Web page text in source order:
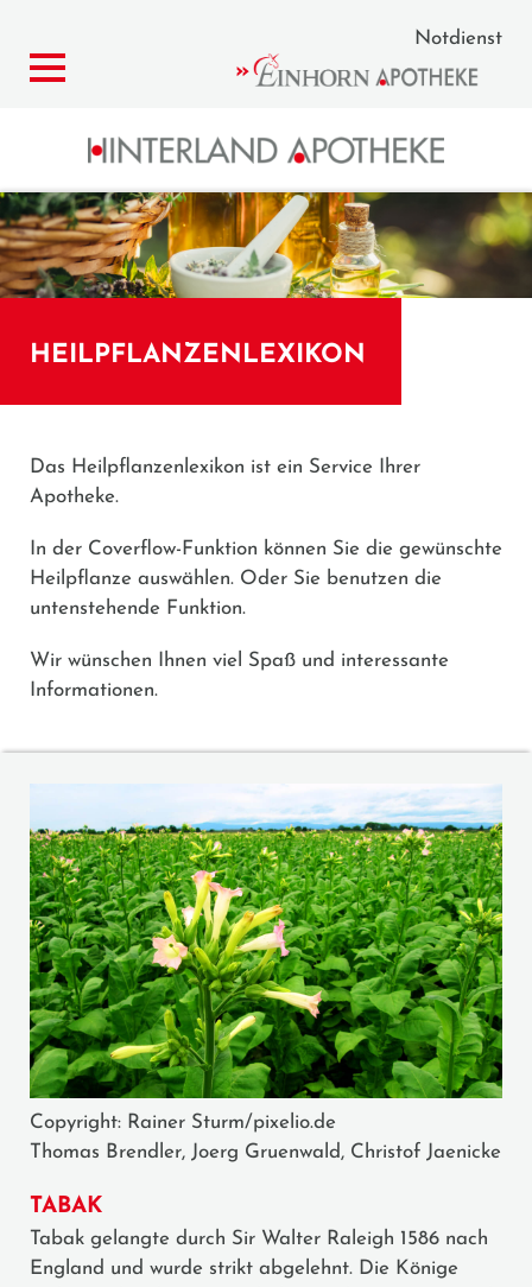
Notdienst
HEILPFLANZENLEXIKON
Das Heilpflanzenlexikon ist ein Service Ihrer
Apotheke.
In der Coverflow-Funktion können Sie die gewünschte
Heilpflanze auswählen. Oder Sie benutzen die
untenstehende Funktion.
Wir wünschen Ihnen viel Spaß und interessante
Informationen.
Copyright: Rainer Sturm/pixelio.de
Thomas Brendler, Joerg Gruenwald, Christof Jaenicke
TABAK
Tabak gelangte durch Sir Walter Raleigh 1586 nach
England und wurde strikt abgelehnt. Die Könige